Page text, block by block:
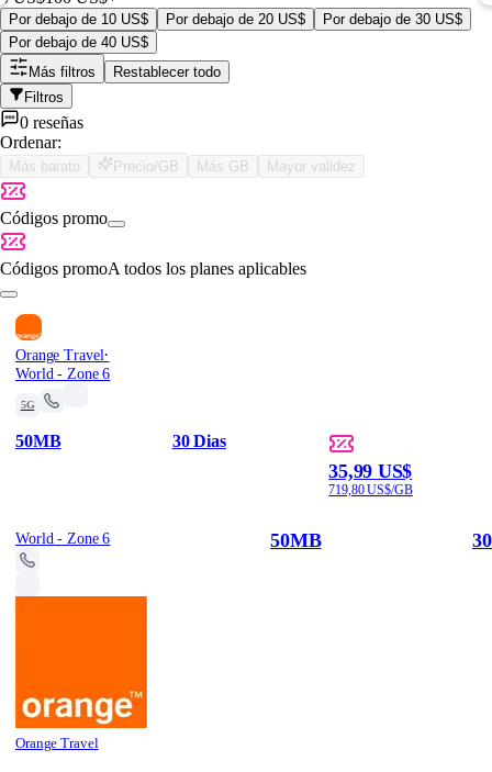
Por debajo de 10 US$ Por debajo de 20 US$
Por debajo de 30 US$
Por debajo de 40 US$
Más filtros
Restablecer todo
Filtros
0 reseñas
Ordenar:
Más barato Precio/GB Más GB Mayor validez
Códigos promo
Códigos promoA todos los planes aplicables
Orange Travel·
World - Zone 6
5G
50MB 30 Dias
35,99 US$
719,80 US$/GB
World - Zone 6
Orange Travel
50MB